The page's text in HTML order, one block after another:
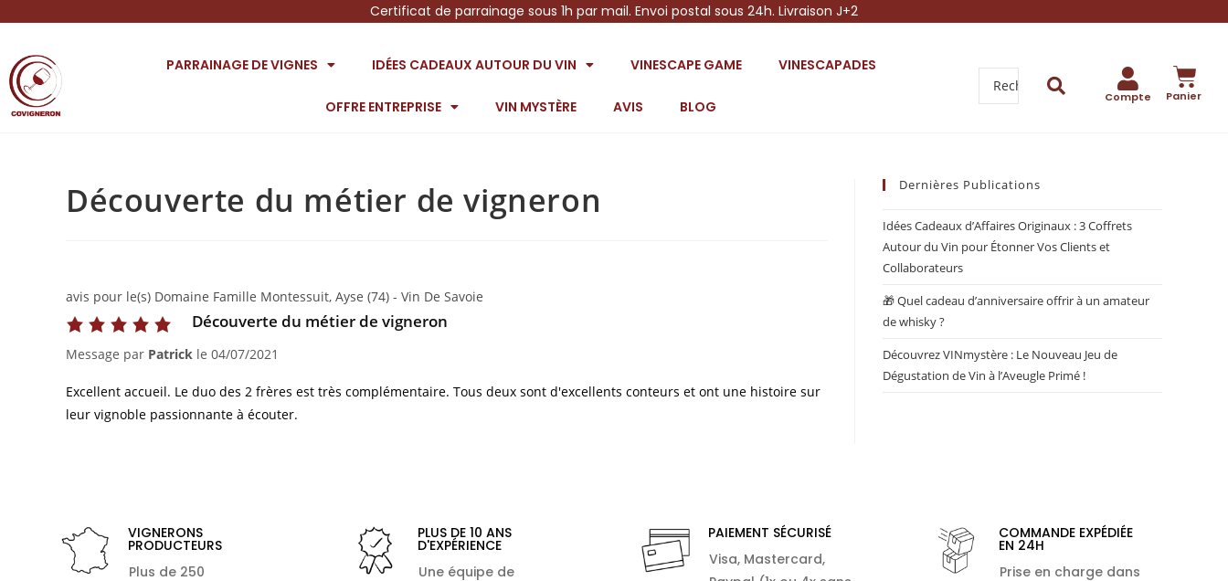
Certificat de parrainage sous 1h par mail. Envoi postal sous 24h. Livraison J+2
PARRAINAGE DE VIGNES IDÉES CADEAUX AUTOUR DU VIN VINESCAPE GAME VINESCAPADES
OFFRE ENTREPRISE VIN MYSTÈRE AVIS BLOG
Compte Panier
Découverte du métier de vigneron
avis pour le(s) Domaine Famille Montessuit, Ayse (74) - Vin De Savoie
Découverte du métier de vigneron
Message par Patrick le 04/07/2021
Excellent accueil. Le duo des 2 frères est très complémentaire. Tous deux sont d'excellents conteurs et ont une histoire sur
leur vignoble passionnante à écouter.
Dernières Publications
Idées Cadeaux d’Affaires Originaux : 3 Coffrets
Autour du Vin pour Étonner Vos Clients et
Collaborateurs
🎁 Quel cadeau d’anniversaire offrir à un amateur
de whisky ?
Découvrez VINmystère : Le Nouveau Jeu de
Dégustation de Vin à l’Aveugle Primé !
VIGNERONS
PRODUCTEURS
Plus de 250
PLUS DE 10 ANS
D'EXPÉRIENCE
Une équipe de
PAIEMENT SÉCURISÉ
Visa, Mastercard,
COMMANDE EXPÉDIÉE
EN 24H
Prise en charge dans